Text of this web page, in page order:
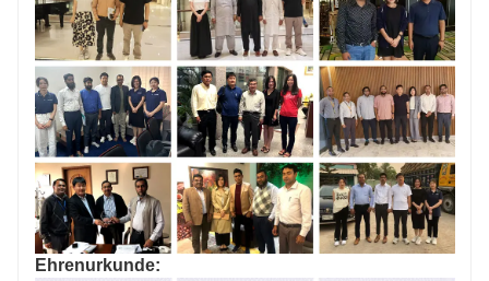
Ehrenurkunde: